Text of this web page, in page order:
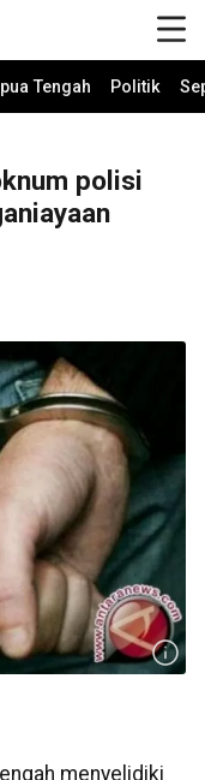
Tengah Politik
polisi
menyelidiki